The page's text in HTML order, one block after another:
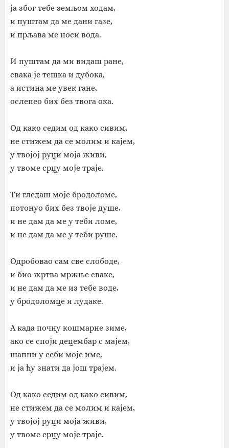
ја због тебе земљом ходам,
и пуштам да ме дани газе,
и прљава ме носи вода.
И пуштам да ми видаш ране,
свака је тешка и дубока,
а истина ме увек гане,
ослепео бих без твога ока.
Од како седим од како сивим,
не стижем да се молим и кајем,
у твојој руци моја живи,
у твоме срцу моје траје.
Ти гледаш моје бродоломе,
потонуо бих без твоје душе,
и не дам да ме у теби ломе,
и не дам да ме у теби руше.
Одробовао сам све слободе,
и био жртва мржње сваке,
и не дам да ме из тебе воде,
у бродоломце и лудаке.
А када почну кошмарне зиме,
ако се споји децембар с мајем,
шапни у себи моје име,
и ја ћу знати да још трајем.
Од како седим од како сивим,
не стижем да се молим и кајем,
у твојој руци моја живи,
у твоме срцу моје траје.